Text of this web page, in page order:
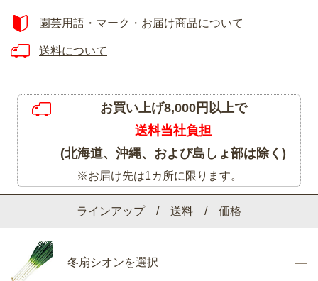
ラインアップ / 送料 / 価格
冬扇シオンを選択
園芸用語・マーク・お届け商品について
送料について
お買い上げ8,000円以上で
送料当社負担
(北海道、沖縄、および島しょ部は除く)
※お届け先は1カ所に限ります。